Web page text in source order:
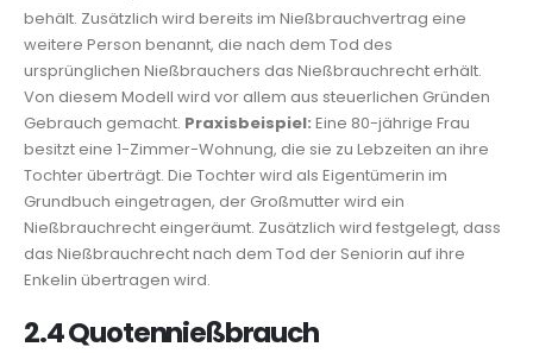
behält. Zusätzlich wird bereits im Nießbrauchvertrag eine
weitere Person benannt, die nach dem Tod des
ursprünglichen Nießbrauchers das Nießbrauchrecht erhält.
Von diesem Modell wird vor allem aus steuerlichen Gründen
Gebrauch gemacht. Praxisbeispiel: Eine 80-jährige Frau
besitzt eine 1-Zimmer-Wohnung, die sie zu Lebzeiten an ihre
Tochter überträgt. Die Tochter wird als Eigentümerin im
Grundbuch eingetragen, der Großmutter wird ein
Nießbrauchrecht eingeräumt. Zusätzlich wird festgelegt, dass
das Nießbrauchrecht nach dem Tod der Seniorin auf ihre
Enkelin übertragen wird.
2.4 Quotennießbrauch